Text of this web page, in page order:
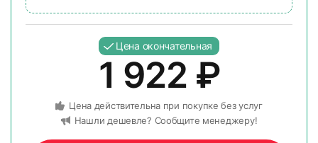
Цена окончательная
1 922 ₽
Цена действительна при покупке без услуг
Нашли дешевле? Сообщите менеджеру!